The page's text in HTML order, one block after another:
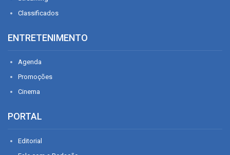
Classificados
ENTRETENIMENTO
Agenda
Promoções
Cinema
PORTAL
Editorial